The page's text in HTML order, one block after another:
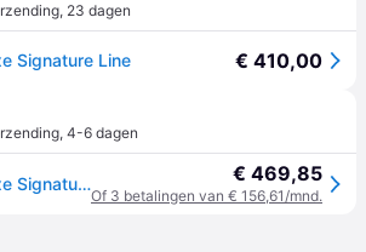
, 23 dagen
Signature Line € 410,00
, 4-6 dagen
Karcher SC 5 Deluxe Signature Line Stoomreiniger - Druk 4.2 bar - Stoomafgifte 50 g/min - Design Signature Line € 469,85
Of 3 betalingen van € 156,61/mnd.